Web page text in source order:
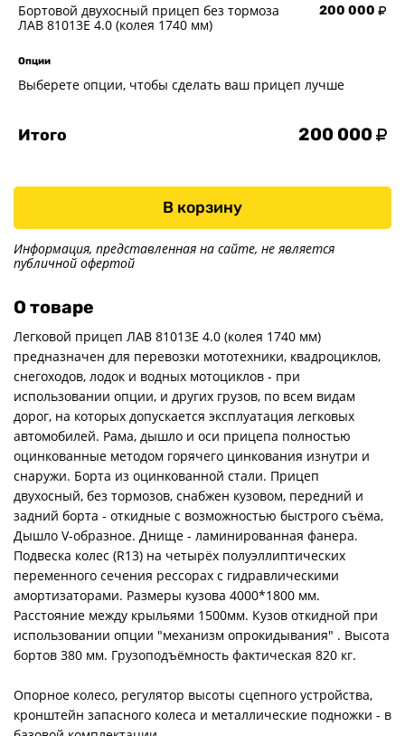
Бортовой двухосный прицеп без тормоза
ЛАВ 81013E 4.0 (колея 1740 мм)
200 000
Опции
Выберете опции, чтобы сделать ваш прицеп лучше
Итого 200 000
В корзину
Информация, представленная на сайте, не является
публичной офертой
О товаре
Легковой прицеп ЛАВ 81013Е 4.0 (колея 1740 мм)
предназначен для перевозки мототехники, квадроциклов,
снегоходов, лодок и водных мотоциклов - при
использовании опции, и других грузов, по всем видам
дорог, на которых допускается эксплуатация легковых
автомобилей. Рама, дышло и оси прицепа полностью
оцинкованные методом горячего цинкования изнутри и
снаружи. Борта из оцинкованной стали. Прицеп
двухосный, без тормозов, снабжен кузовом, передний и
задний борта - откидные с возможностью быстрого съёма,
Дышло V-образное. Днище - ламинированная фанера.
Подвеска колес (R13) на четырёх полуэллиптических
переменного сечения рессорах с гидравлическими
амортизаторами. Размеры кузова 4000*1800 мм.
Расстояние между крыльями 1500мм. Кузов откидной при
использовании опции "механизм опрокидывания" . Высота
бортов 380 мм. Грузоподъёмность фактическая 820 кг.
Опорное колесо, регулятор высоты сцепного устройства,
кронштейн запасного колеса и металлические подножки - в